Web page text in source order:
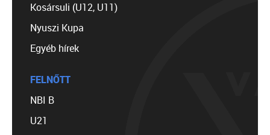
Kosársuli (U12, U11)
Nyuszi Kupa
Egyéb hírek
FELNŐTT
NBI B
U21